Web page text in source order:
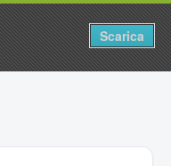
Scarica